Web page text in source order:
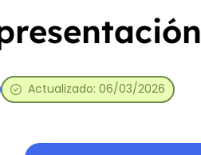
Actualizado: 06/03/2026